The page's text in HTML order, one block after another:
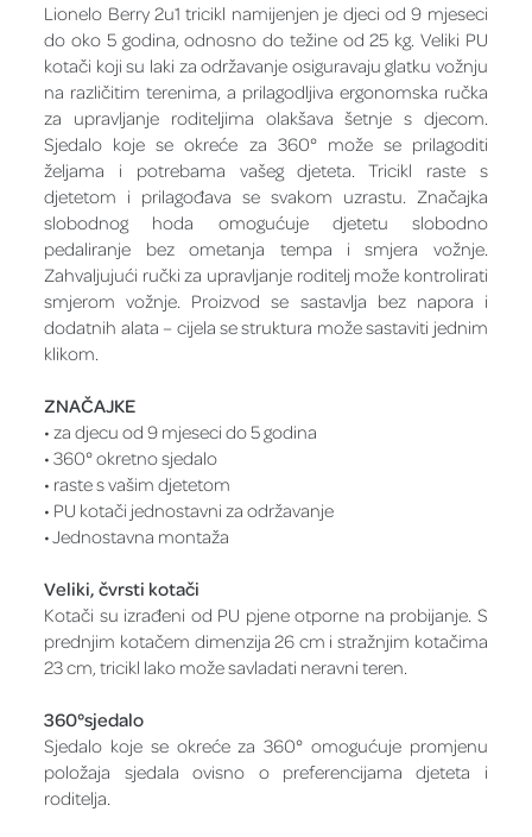
Lionelo Berry 2u1 tricikl namijenjen je djeci od 9 mjeseci
do oko 5 godina, odnosno do težine od 25 kg. Veliki PU
kotači koji su laki za održavanje osiguravaju glatku vožnju
na različitim terenima, a prilagodljiva ergonomska ručka
za upravljanje roditeljima olakšava šetnje s djecom.
Sjedalo koje se okreće za 360° može se prilagoditi
željama i potrebama vašeg djeteta. Tricikl raste s
djetetom i prilagođava se svakom uzrastu. Značajka
slobodnog hoda omogućuje djetetu slobodno
pedaliranje bez ometanja tempa i smjera vožnje.
Zahvaljujući ručki za upravljanje roditelj može kontrolirati
smjerom vožnje. Proizvod se sastavlja bez napora i
dodatnih alata – cijela se struktura može sastaviti jednim
klikom.
ZNAČAJKE
• za djecu od 9 mjeseci do 5 godina
• 360° okretno sjedalo
• raste s vašim djetetom
• PU kotači jednostavni za održavanje
• Jednostavna montaža
Veliki, čvrsti kotači
Kotači su izrađeni od PU pjene otporne na probijanje. S
prednjim kotačem dimenzija 26 cm i stražnjim kotačima
23 cm, tricikl lako može savladati neravni teren.
360°sjedalo
Sjedalo koje se okreće za 360° omogućuje promjenu
položaja sjedala ovisno o preferencijama djeteta i
roditelja.